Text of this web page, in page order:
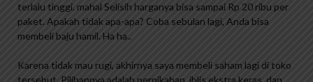
terlalu tinggi. mahal Selisih harganya bisa sampai Rp 20 ribu per
paket. Apakah tidak apa-apa? Coba sebulan lagi, Anda bisa
membeli baju hamil. Ha ha..
Karena tidak mau rugi, akhirnya saya membeli saham lagi di toko
tersebut. Pilihannya adalah pernikahan, iblis ekstra keras, dan